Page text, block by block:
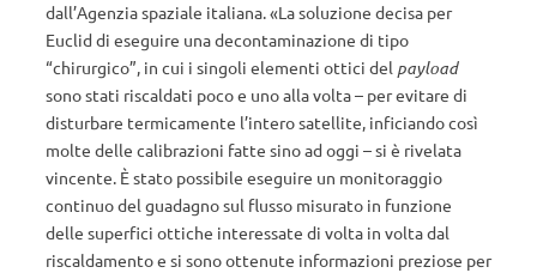
dall’Agenzia spaziale italiana. «La soluzione decisa per
Euclid di eseguire una decontaminazione di tipo
“chirurgico”, in cui i singoli elementi ottici del payload
sono stati riscaldati poco e uno alla volta – per evitare di
disturbare termicamente l’intero satellite, inficiando così
molte delle calibrazioni fatte sino ad oggi – si è rivelata
vincente. È stato possibile eseguire un monitoraggio
continuo del guadagno sul flusso misurato in funzione
delle superfici ottiche interessate di volta in volta dal
riscaldamento e si sono ottenute informazioni preziose per